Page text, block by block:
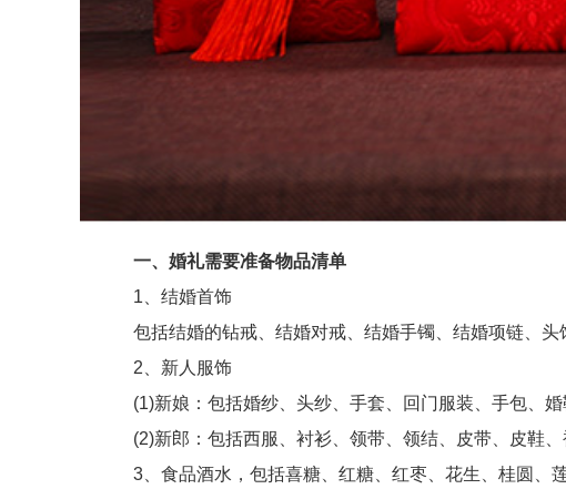
一、婚礼需要准备物品清单
1、结婚首饰
包括结婚的钻戒、结婚对戒、结婚手镯、结婚项链、头
2、新人服饰
(1)新娘：包括婚纱、头纱、手套、回门服装、手包、婚
(2)新郎：包括西服、衬衫、领带、领结、皮带、皮鞋、
3、食品酒水，包括喜糖、红糖、红枣、花生、桂圆、莲